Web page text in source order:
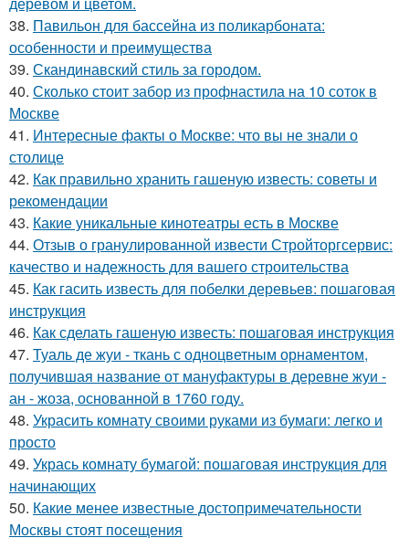
38. Павильон для бассейна из поликарбоната:
особенности и преимущества
39. Скандинавский стиль за городом.
40. Сколько стоит забор из профнастила на 10 соток в
Москве
41. Интересные факты о Москве: что вы не знали о
столице
42. Как правильно хранить гашеную известь: советы и
рекомендации
43. Какие уникальные кинотеатры есть в Москве
44. Отзыв о гранулированной извести Стройторгсервис:
качество и надежность для вашего строительства
45. Как гасить известь для побелки деревьев: пошаговая
инструкция
46. Как сделать гашеную известь: пошаговая инструкция
47. Туаль де жуи - ткань с одноцветным орнаментом,
получившая название от мануфактуры в деревне жуи -
ан - жоза, основанной в 1760 году.
48. Украсить комнату своими руками из бумаги: легко и
просто
49. Укрась комнату бумагой: пошаговая инструкция для
начинающих
50. Какие менее известные достопримечательности
Москвы стоят посещения